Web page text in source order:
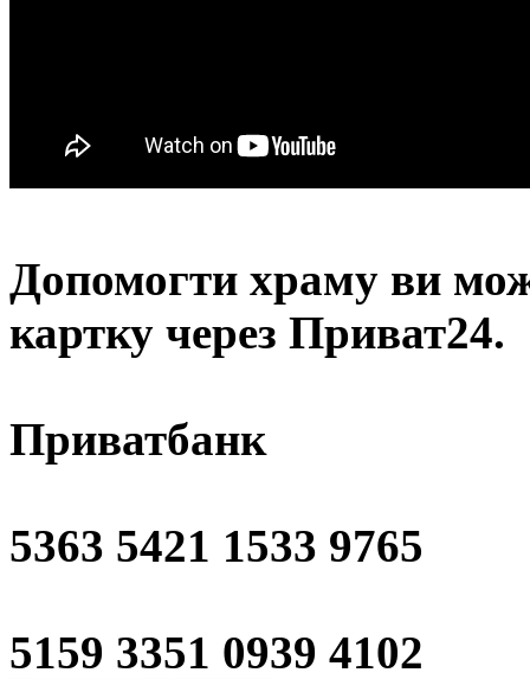
Допомогти храму ви
картку через Приват24.
Приватбанк
5363 5421 1533 9765
5159 3351 0939 4102